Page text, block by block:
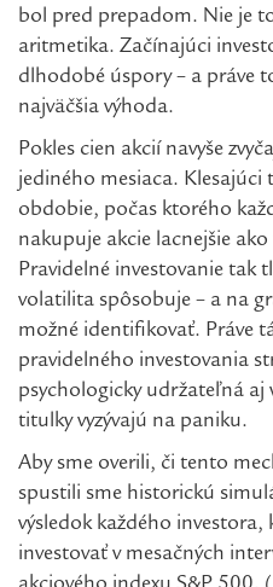
bol pred prepadom. Nie je
aritmetika. Začínajúci
dlhodobé úspory – a práve
najväčšia výhoda.
Pokles cien akcií navyše
jediného mesiaca. Klesajúci
obdobie, počas ktorého
nakupuje akcie lacnejšie
Pravidelné investovanie tak
volatilita spôsobuje – a na
možné identifikovať. Práve
pravidelného investovania
psychologicky udržateľná aj
titulky vyzývajú na paniku.
Aby sme overili, či tento
spustili sme historickú
výsledok každého investora,
investovať v mesačných